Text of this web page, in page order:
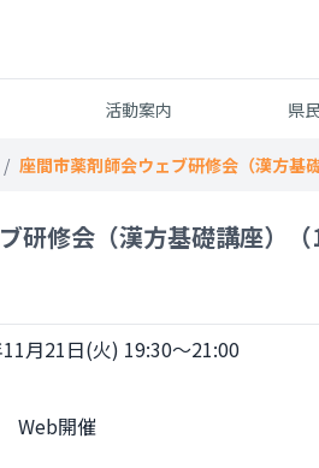
活動案内 県
/ 座間市薬剤師会ウェブ研修会（漢方基
研修会（漢方基礎講座）（
月21日(火) 19:30～21:00